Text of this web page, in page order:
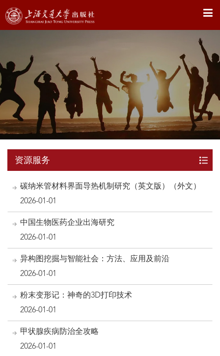
X
资源服务
碳纳米管材料界面导热机制研究（英文版）（外文）
2026-01-01
中国生物医药企业出海研究
2026-01-01
异构图挖掘与智能社会：方法、应用及前沿
2026-01-01
粉末变形记：神奇的3D打印技术
2026-01-01
甲状腺疾病防治全攻略
2026-01-01